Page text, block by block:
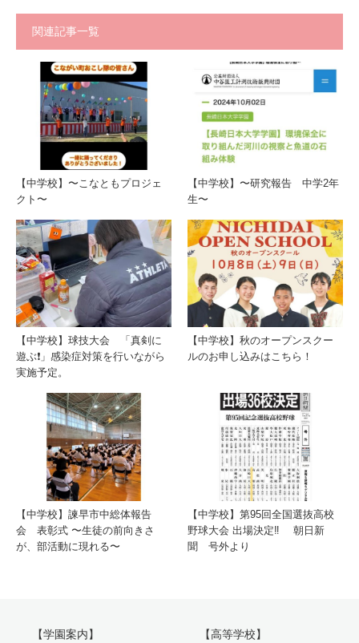
関連記事一覧
【中学校】〜こなともプロジェ
クト〜
【中学校】〜研究報告 中学2年
生〜
【中学校】球技大会 「真剣に
遊ぶ❗️」感染症対策を行いながら
実施予定。
【中学校】秋のオープンスクー
ルのお申し込みはこちら！
【中学校】諫早市中総体報告
会 表彰式 〜生徒の前向きさ
が、部活動に現れる〜
【中学校】第95回全国選抜高校
野球大会 出場決定‼️ 朝日新
聞 号外より
【学園案内】 【高等学校】